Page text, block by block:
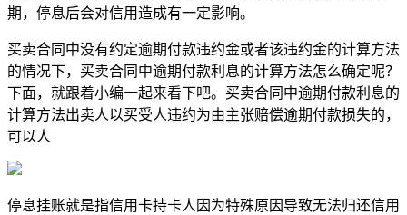
期，停息后会对信用造成有一定影响。
买卖合同中没有约定逾期付款违约金或者该违约金的计算方法
的情况下，买卖合同中逾期付款利息的计算方法怎么确定呢？
下面，就跟着小编一起来看下吧。买卖合同中逾期付款利息的
计算方法出卖人以买受人违约为由主张赔偿逾期付款损失的，
可以人
停息挂账就是指信用卡持卡人因为特殊原因导致无法归还信用